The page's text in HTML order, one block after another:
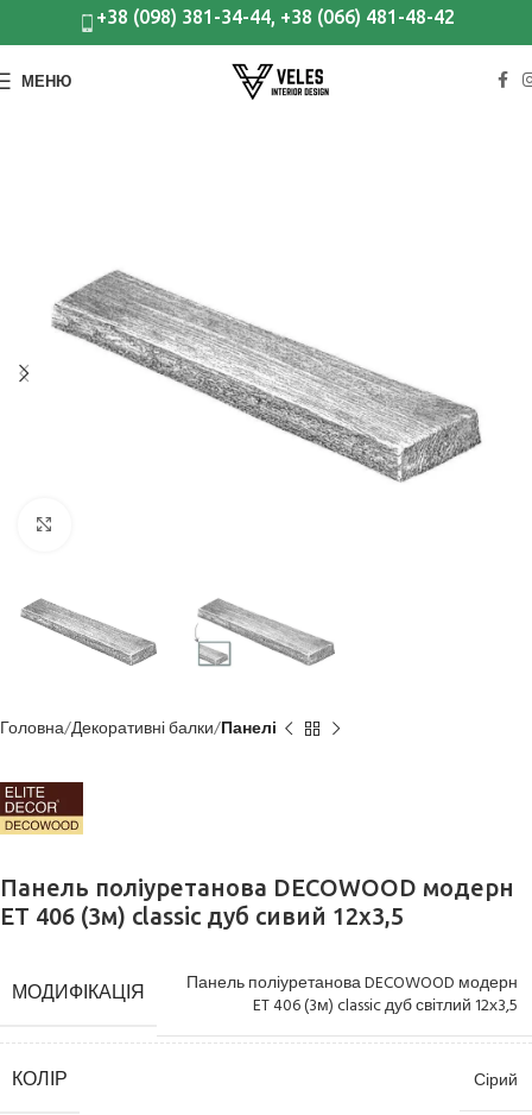
+38 (098) 381-34-44, +38 (066) 481-48-42
МЕНЮ
Головна Декоративні балки Панелі
Панель поліуретанова DECOWOOD модерн
ET 406 (3м) classic дуб сивий 12х3,5
МОДИФІКАЦІЯ
Панель поліуретанова DECOWOOD модерн
ET 406 (3м) classic дуб світлий 12х3,5
КОЛІР Сірий